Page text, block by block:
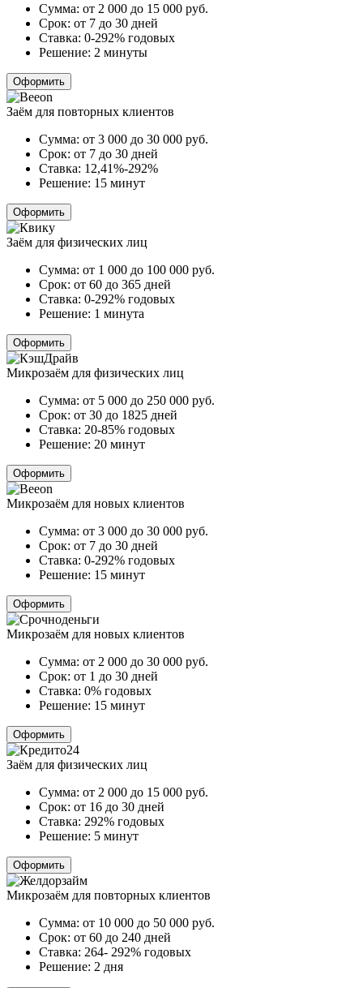
Сумма: от 2 000 до 15 000 руб.
Срок: от 7 до 30 дней
Ставка: 0-292% годовых
Решение: 2 минуты
Оформить
Заём для повторных клиентов
Сумма: от 3 000 до 30 000 руб.
Срок: от 7 до 30 дней
Ставка: 12,41%-292%
Решение: 15 минут
Оформить
Заём для физических лиц
Сумма: от 1 000 до 100 000 руб.
Срок: от 60 до 365 дней
Ставка: 0-292% годовых
Решение: 1 минута
Оформить
Микрозаём для физических лиц
Сумма: от 5 000 до 250 000 руб.
Срок: от 30 до 1825 дней
Ставка: 20-85% годовых
Решение: 20 минут
Оформить
Микрозаём для новых клиентов
Сумма: от 3 000 до 30 000 руб.
Срок: от 7 до 30 дней
Ставка: 0-292% годовых
Решение: 15 минут
Оформить
Микрозаём для новых клиентов
Сумма: от 2 000 до 30 000 руб.
Срок: от 1 до 30 дней
Ставка: 0% годовых
Решение: 15 минут
Оформить
Заём для физических лиц
Сумма: от 2 000 до 15 000 руб.
Срок: от 16 до 30 дней
Ставка: 292% годовых
Решение: 5 минут
Оформить
Микрозаём для повторных клиентов
Сумма: от 10 000 до 50 000 руб.
Срок: от 60 до 240 дней
Ставка: 264- 292% годовых
Решение: 2 дня